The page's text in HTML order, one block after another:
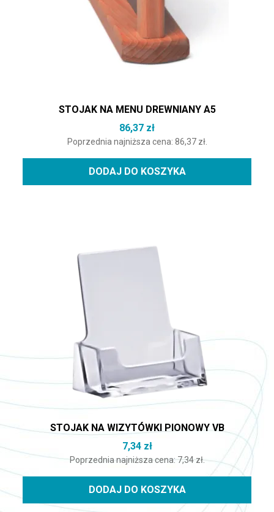
STOJAK NA MENU DREWNIANY A5
86,37 zł
Poprzednia najniższa cena: 86,37 zł.
DODAJ DO KOSZYKA
STOJAK NA WIZYTÓWKI PIONOWY VB
7,34 zł
Poprzednia najniższa cena:7,34zł.
DODAJ DO KOSZYKA